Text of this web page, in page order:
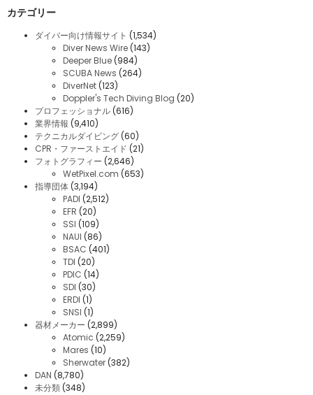
カテゴリー
ダイバー向け情報サイト (1,534)
Diver News Wire (143)
Deeper Blue (984)
SCUBA News (264)
DiverNet (123)
Doppler's Tech Diving Blog (20)
プロフェッショナル (616)
業界情報 (9,410)
テクニカルダイビング (60)
CPR・ファーストエイド (21)
フォトグラフィー (2,646)
WetPixel.com (653)
指導団体 (3,194)
PADI (2,512)
EFR (20)
SSI (109)
NAUI (86)
BSAC (401)
TDI (20)
PDIC (14)
SDI (30)
ERDI (1)
SNSI (1)
器材メーカー (2,899)
Atomic (2,259)
Mares (10)
Sherwater (382)
DAN (8,780)
未分類 (348)